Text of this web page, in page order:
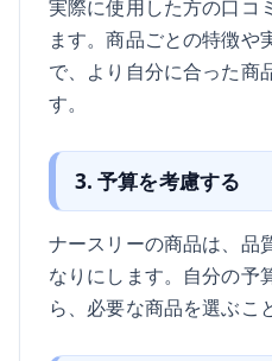
実際に使用した方の口コ
ます。商品ごとの特徴や
で、より自分に合った商
す。
3. 予算を考慮する
ナースリーの商品は、品
なりにします。自分の予
ら、必要な商品を選ぶこ